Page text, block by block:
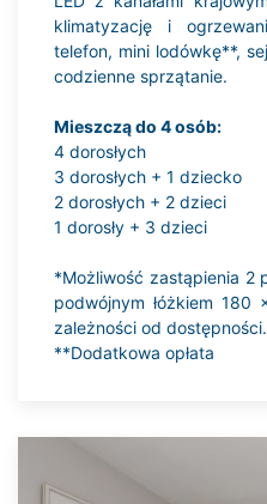
klimatyzację i
telefon, mini lodówkę**,
codzienne sprzątanie.
Mieszczą do 4 osób:
4 dorosłych
3 dorosłych + 1 dziecko
2 dorosłych + 2 dzieci
1 dorosły + 3 dzieci
*Możliwość zastąpienia 2
podwójnym łóżkiem
zależności od dostępności.
**Dodatkowa opłata